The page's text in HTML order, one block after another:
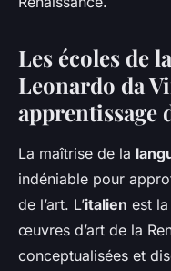
Les écoles de
Leonardo da
apprentissage
La maîtrise de la
indéniable pour
de l’art. L’italien est
œuvres d’art de la
conceptualisées et